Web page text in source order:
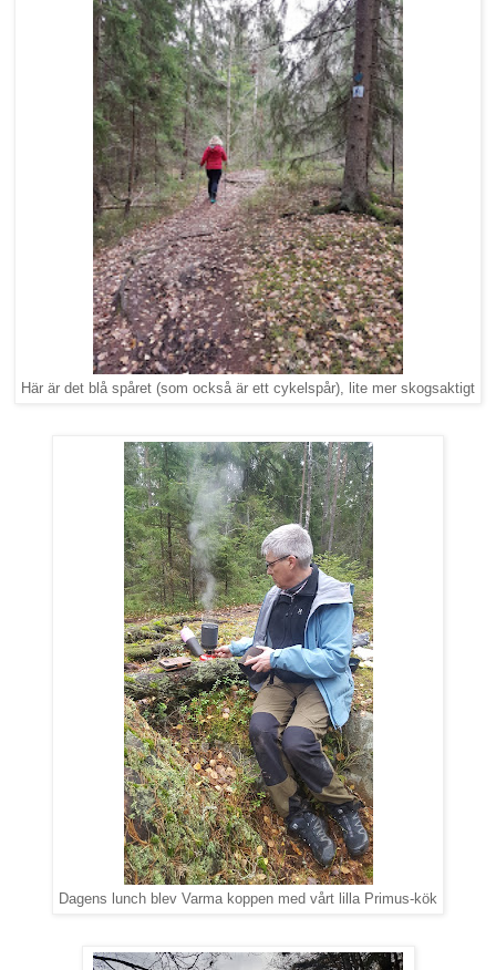
Här är det blå spåret (som också är ett cykelspår), lite mer skogsaktigt
Dagens lunch blev Varma koppen med vårt lilla Primus-kök